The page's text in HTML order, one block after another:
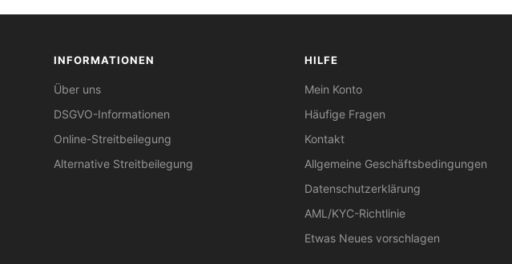
INFORMATIONEN
Über uns
DSGVO-Informationen
Online-Streitbeilegung
Alternative Streitbeilegung
HILFE
Mein Konto
Häufige Fragen
Kontakt
Allgemeine Geschäftsbedingungen
Datenschutzerklärung
AML/KYC-Richtlinie
Etwas Neues vorschlagen